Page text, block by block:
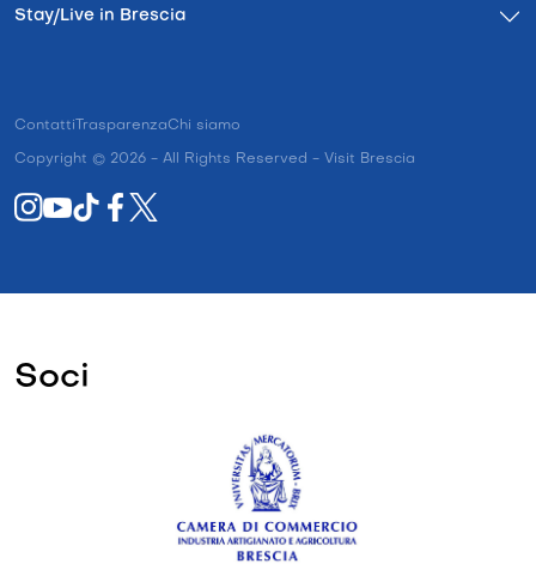
Stay/Live in Brescia
Contatti TrasparenzaChi siamo
Copyright © 2026 - All Rights Reserved - Visit Brescia
Soci